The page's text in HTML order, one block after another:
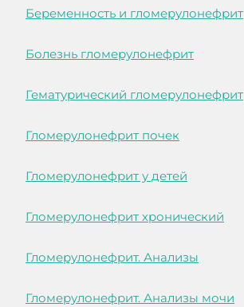
Беременность и гломерулонефрит
Болезнь гломерулонефрит
Гематурический гломерулонефрит
Гломерулонефрит почек
Гломерулонефрит у детей
Гломерулонефрит хронический
Гломерулонефрит. Анализы
Гломерулонефрит. Анализы мочи